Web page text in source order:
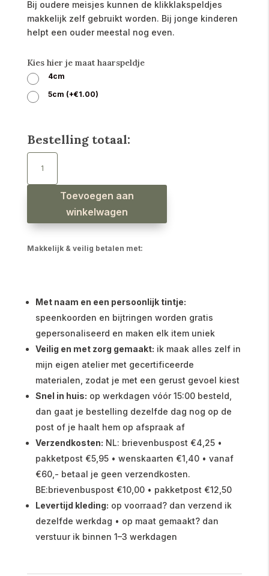
Bij oudere meisjes kunnen de klikklakspeldjes
makkelijk zelf gebruikt worden. Bij jonge kinderen
helpt een ouder meestal nog even.
Kies hier je maat haarspeldje
4cm
5cm (+€1.00)
Bestelling totaal:
Haarspeldjes
bloem
bruin
Toevoegen aan
winkelwagen
Makkelijk & veilig betalen met:
Met naam en een persoonlijk tintje:
speenkoorden en bijtringen worden gratis
gepersonaliseerd en maken elk item uniek
Veilig en met zorg gemaakt: ik maak alles zelf in
mijn eigen atelier met gecertificeerde
materialen, zodat je met een gerust gevoel kiest
Snel in huis: op werkdagen vóór 15:00 besteld,
dan gaat je bestelling dezelfde dag nog op de
post of je haalt hem op afspraak af
Verzendkosten: NL: brievenbuspost €4,25 •
pakketpost €5,95 • wenskaarten €1,40 • vanaf
€60,- betaal je geen verzendkosten.
BE:brievenbuspost €10,00 • pakketpost €12,50
Levertijd kleding: op voorraad? dan verzend ik
dezelfde werkdag • op maat gemaakt? dan
verstuur ik binnen 1–3 werkdagen